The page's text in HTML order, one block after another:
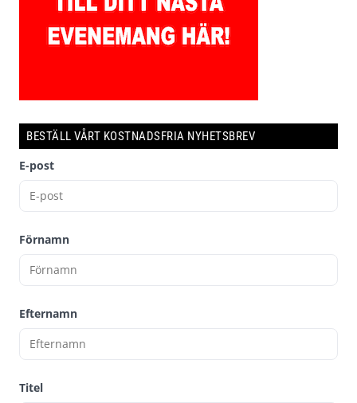
BESTÄLL VÅRT KOSTNADSFRIA NYHETSBREV
E-post
Förnamn
Efternamn
Titel